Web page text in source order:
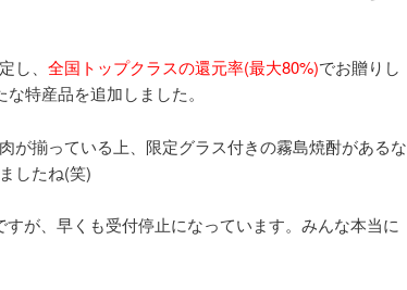
し、 全国トップクラスの還元率(最大80%)でお贈りし
特産品を追加しました。
が揃っている上、限定グラス付きの霧島焼酎があるな
したね(笑)
が、早くも受付停止になっています。みんな本当に